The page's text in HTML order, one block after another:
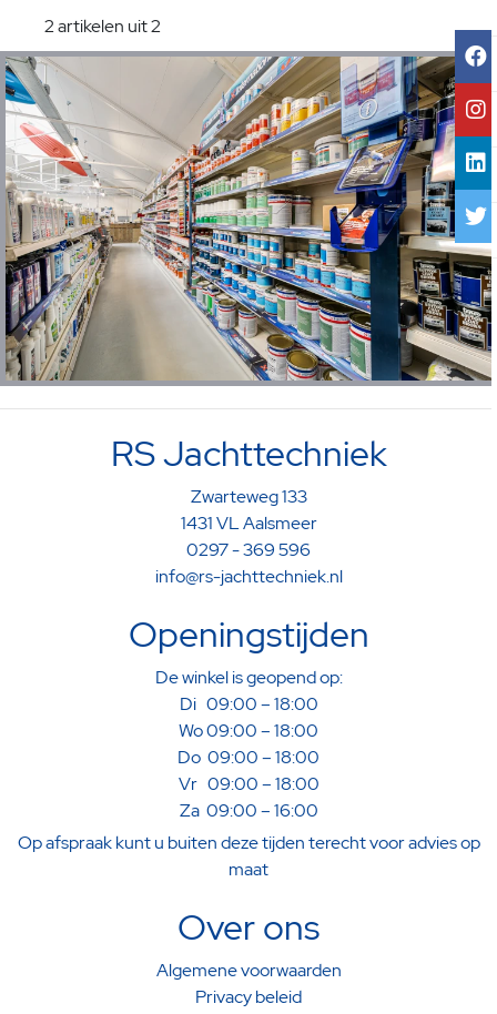
2 artikelen uit 2
RS Jachttechniek
Zwarteweg 133
1431 VL Aalsmeer
0297 - 369 596
info@rs-jachttechniek.nl
Openingstijden
De winkel is geopend op:
Di 09:00 – 18:00
Wo 09:00 – 18:00
Do 09:00 – 18:00
Vr 09:00 – 18:00
Za 09:00 – 16:00
Op afspraak kunt u buiten deze tijden terecht voor advies op
maat
Over ons
Algemene voorwaarden
Privacy beleid